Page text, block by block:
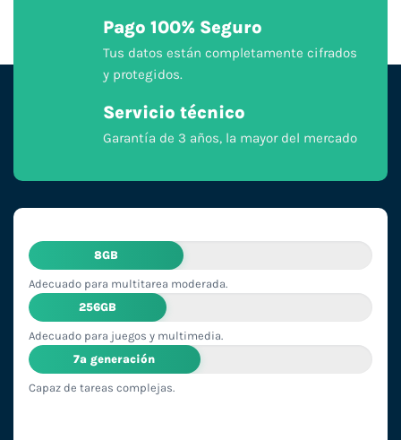
Pago 100% Seguro
Tus datos están completamente cifrados
y protegidos.
Servicio técnico
Garantía de 3 años, la mayor del mercado
8GB
Adecuado para multitarea moderada.
256GB
Adecuado para juegos y multimedia.
7ª generación
Capaz de tareas complejas.